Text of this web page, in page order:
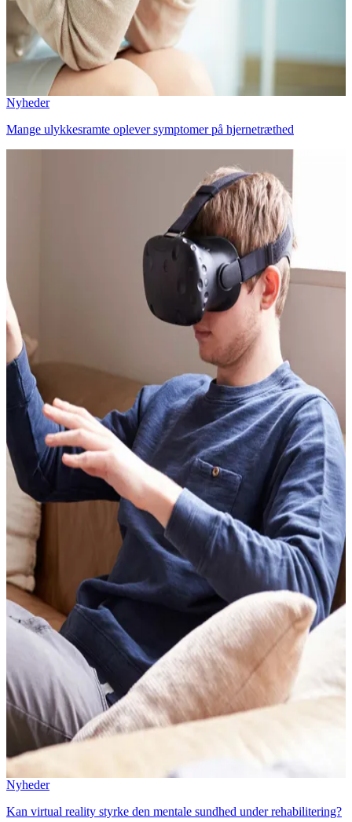
Nyheder
Mange ulykkesramte oplever symptomer på hjernetræthed
Nyheder
Kan virtual reality styrke den mentale sundhed under rehabilitering?